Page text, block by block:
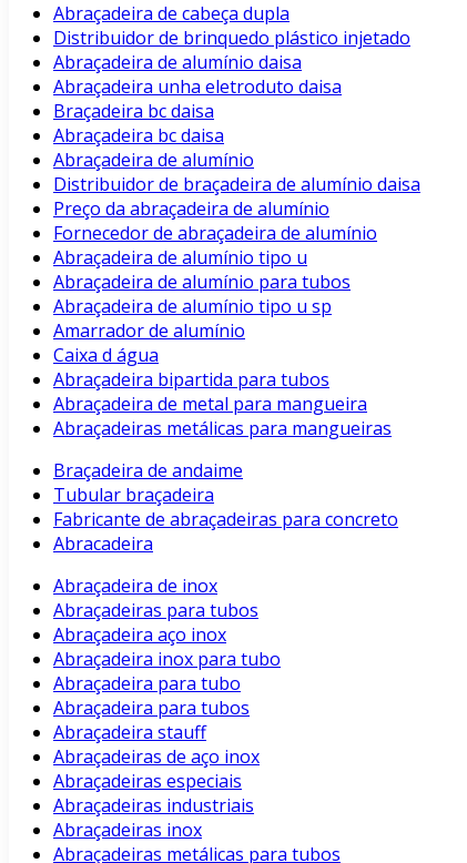
Abraçadeira de cabeça dupla
Distribuidor de brinquedo plástico injetado
Abraçadeira de alumínio daisa
Abraçadeira unha eletroduto daisa
Braçadeira bc daisa
Abraçadeira bc daisa
Abraçadeira de alumínio
Distribuidor de braçadeira de alumínio daisa
Preço da abraçadeira de alumínio
Fornecedor de abraçadeira de alumínio
Abraçadeira de alumínio tipo u
Abraçadeira de alumínio para tubos
Abraçadeira de alumínio tipo u sp
Amarrador de alumínio
Caixa d água
Abraçadeira bipartida para tubos
Abraçadeira de metal para mangueira
Abraçadeiras metálicas para mangueiras
Braçadeira de andaime
Tubular braçadeira
Fabricante de abraçadeiras para concreto
Abracadeira
Abraçadeira de inox
Abraçadeiras para tubos
Abraçadeira aço inox
Abraçadeira inox para tubo
Abraçadeira para tubo
Abraçadeira para tubos
Abraçadeira stauff
Abraçadeiras de aço inox
Abraçadeiras especiais
Abraçadeiras industriais
Abraçadeiras inox
Abraçadeiras metálicas para tubos